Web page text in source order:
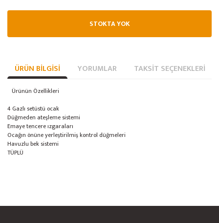
STOKTA YOK
ÜRÜN BILGISI YORUMLAR TAKSIT SEÇENEKLERI
Ürünün Özellikleri
4 Gazlı setüstü ocak
Düğmeden ateşleme sistemi
Emaye tencere ızgaraları
Ocağın önüne yerleştirilmiş kontrol düğmeleri
Havuzlu bek sistemi
TÜPLÜ
Bu ürüne ilk yorumu siz yapın!
yetersiz gördüğünüz noktaları öneri formunu kullanarak tarafımıza